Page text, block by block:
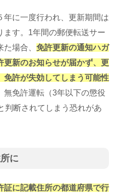
に一度行われ、更新期間は
ます。1年間の郵便転送サー
場合、 免許更新の通知ハガ
新のお知らせが届かず、更
免許が失効してしまう可能性
無免許運転（3年以下の懲役
判断されてしまう恐れがあ
に
証に記載住所の都道府県で行